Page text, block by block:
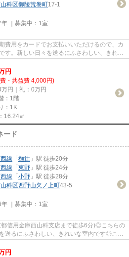
科区御陵荒巻町17-1
｜募集中： 1室
費用をカードでお支払いいただけるので、カ
す。新しい日々を送るにふさわしい、きれい
円
・共益費 4,000円)
万円｜礼：0万円
：1階
：1K
16.24㎡
ード
線 「 椥辻 」駅 徒歩20分
線 「 東野 」駅 徒歩24分
線 「 小野 」駅 徒歩28分
科区西野山欠ノ上町43-5
｜募集中： 1室
信用金庫西山科支店まで徒歩6分)◎こちらの
送るにふさわしい、きれいな室内です◎こだ
円